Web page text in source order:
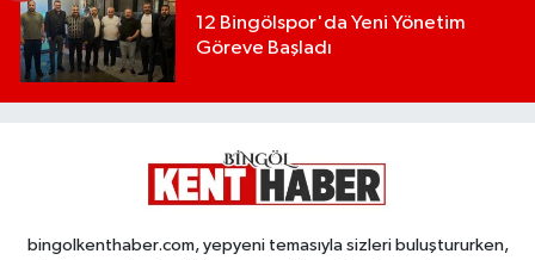
12 Bingölspor'da Yeni Yönetim
Göreve Başladı
bingolkenthaber.com, yepyeni temasıyla sizleri buluştururken,